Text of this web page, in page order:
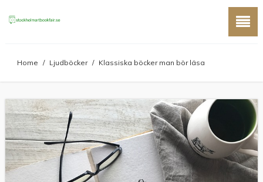
Home / Ljudböcker / Klassiska böcker man bör läsa